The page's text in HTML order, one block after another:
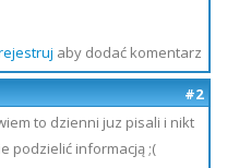
aby dodać komentarz
#2
to dzienni juz pisali i nikt
podzielić informacją ;(